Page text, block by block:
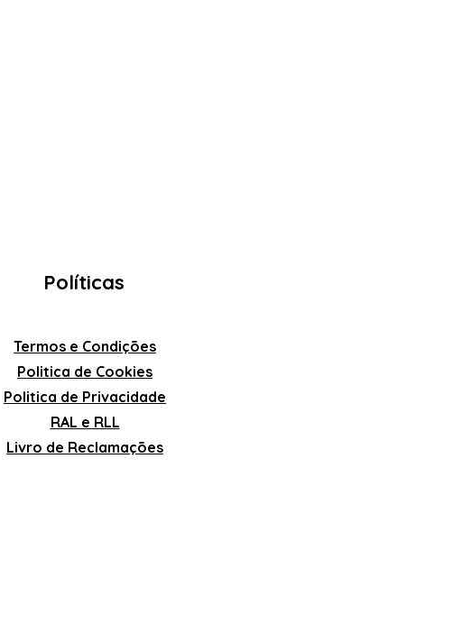
Políticas
Termos e Condições
Politica de Cookies
Politica de Privacidade
RAL e RLL
Livro de Reclamações